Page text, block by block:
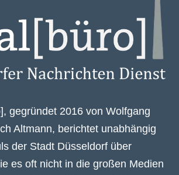
gegründet 2016 von Wolfgang
Altmann, berichtet unabhängig
der Stadt Düsseldorf über
es oft nicht in die großen Medien